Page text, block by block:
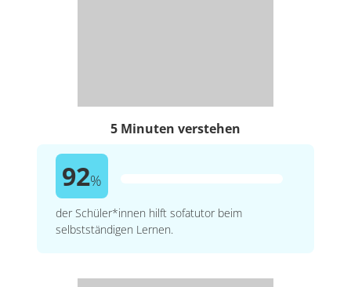
5 Minuten verstehen
92%
der Schüler*innen hilft sofatutor beim
selbstständigen Lernen.